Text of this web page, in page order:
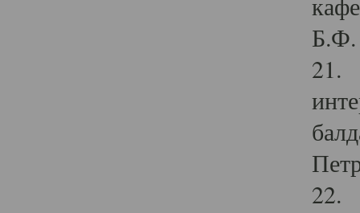
Б.Ф.
21.
22.